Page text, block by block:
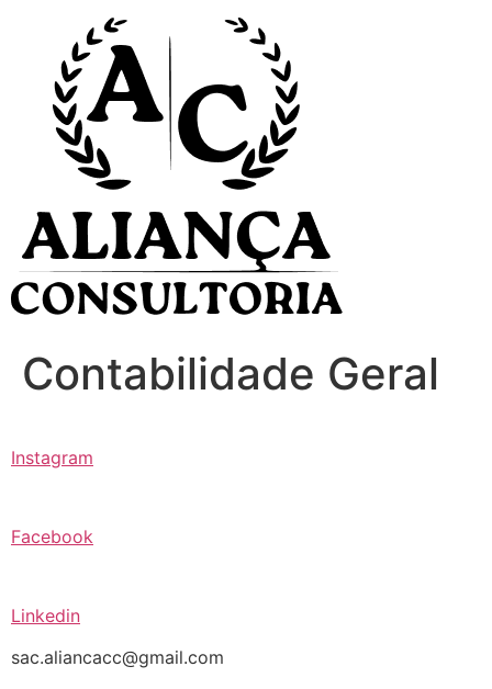
conteúdo
Contabilidade Geral
Instagram
Facebook
Linkedin
sac.aliancacc@gmail.com